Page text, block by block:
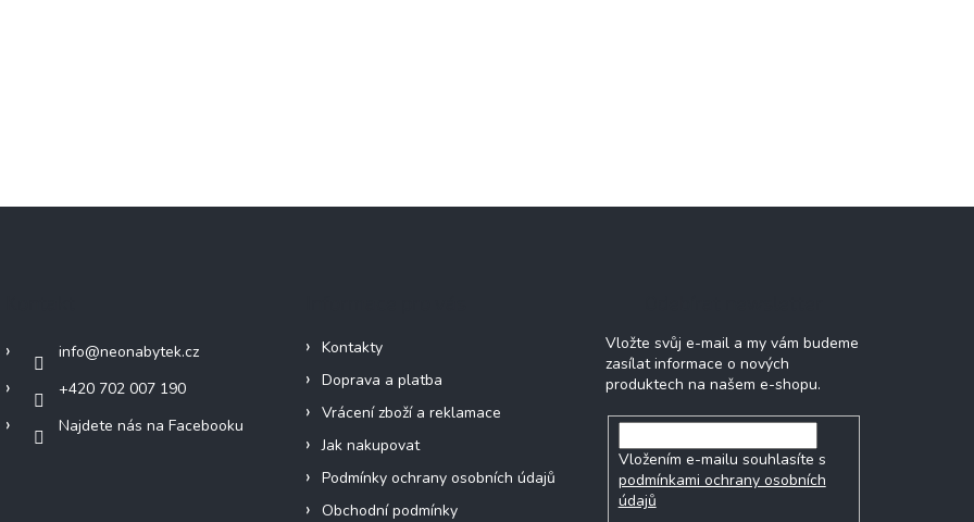
info@neonabytek.cz
+420 702 007 190
Najdete nás na Facebooku
Kontakty
Doprava a platba
Vrácení zboží a reklamace
Jak nakupovat
Podmínky ochrany osobních údajů
Obchodní podmínky
Vložte svůj e-mail a my vám budeme
zasílat informace o nových
produktech na našem e-shopu.
Vložením e-mailu souhlasíte s
podmínkami ochrany osobních
údajů